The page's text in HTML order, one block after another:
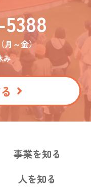
月～金）
み
事業を知る
人を知る